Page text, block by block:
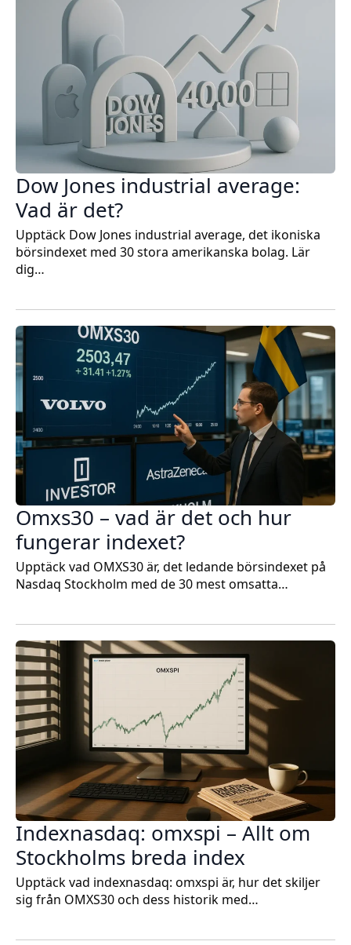
Dow Jones industrial average:
Vad är det?
Upptäck Dow Jones industrial average, det ikoniska
börsindexet med 30 stora amerikanska bolag. Lär
dig…
Omxs30 – vad är det och hur
fungerar indexet?
Upptäck vad OMXS30 är, det ledande börsindexet på
Nasdaq Stockholm med de 30 mest omsatta…
Indexnasdaq: omxspi – Allt om
Stockholms breda index
Upptäck vad indexnasdaq: omxspi är, hur det skiljer
sig från OMXS30 och dess historik med…